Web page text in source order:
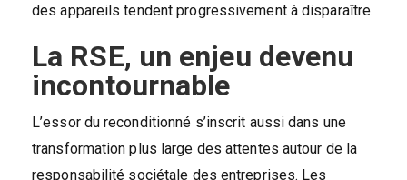
des appareils tendent progressivement à disparaître.
La RSE, un enjeu devenu
incontournable
L’essor du reconditionné s’inscrit aussi dans une
transformation plus large des attentes autour de la
responsabilité sociétale des entreprises. Les